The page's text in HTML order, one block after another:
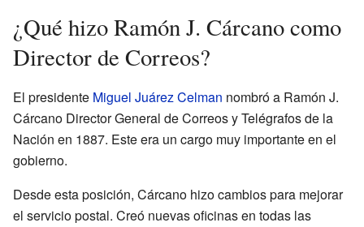
¿Qué hizo Ramón J. Cárcano como
Director de Correos?
El presidente Miguel Juárez Celman nombró a Ramón J.
Cárcano Director General de Correos y Telégrafos de la
Nación en 1887. Este era un cargo muy importante en el
gobierno.
Desde esta posición, Cárcano hizo cambios para mejorar
el servicio postal. Creó nuevas oficinas en todas las